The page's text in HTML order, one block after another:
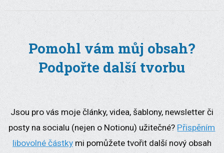
Pomohl vám můj obsah?
Podpořte další tvorbu
Jsou pro vás moje články, videa, šablony, newsletter či
posty na socialu (nejen o Notionu) užitečné? Přispěním
libovolné částkymi pomůžete tvořit další nový obsah